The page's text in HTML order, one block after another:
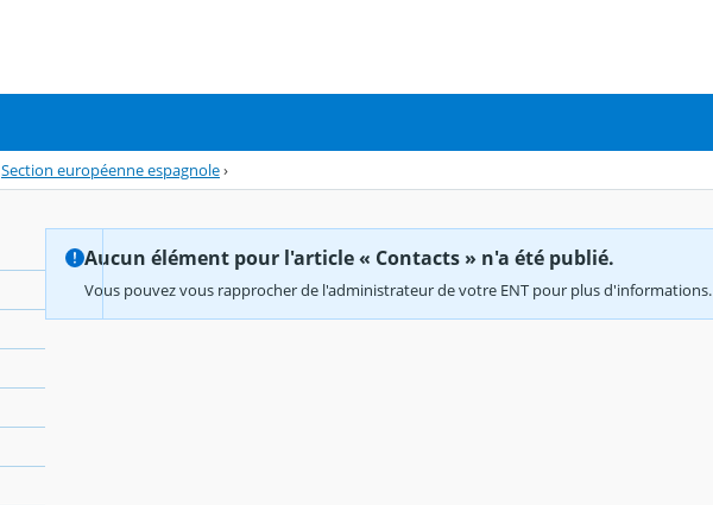
Section européenne espagnole›
Aucun élément pour l'article « Contacts » n'a été publié.
Vous pouvez vous rapprocher de l'administrateur de votre ENT pour plus d'informations.